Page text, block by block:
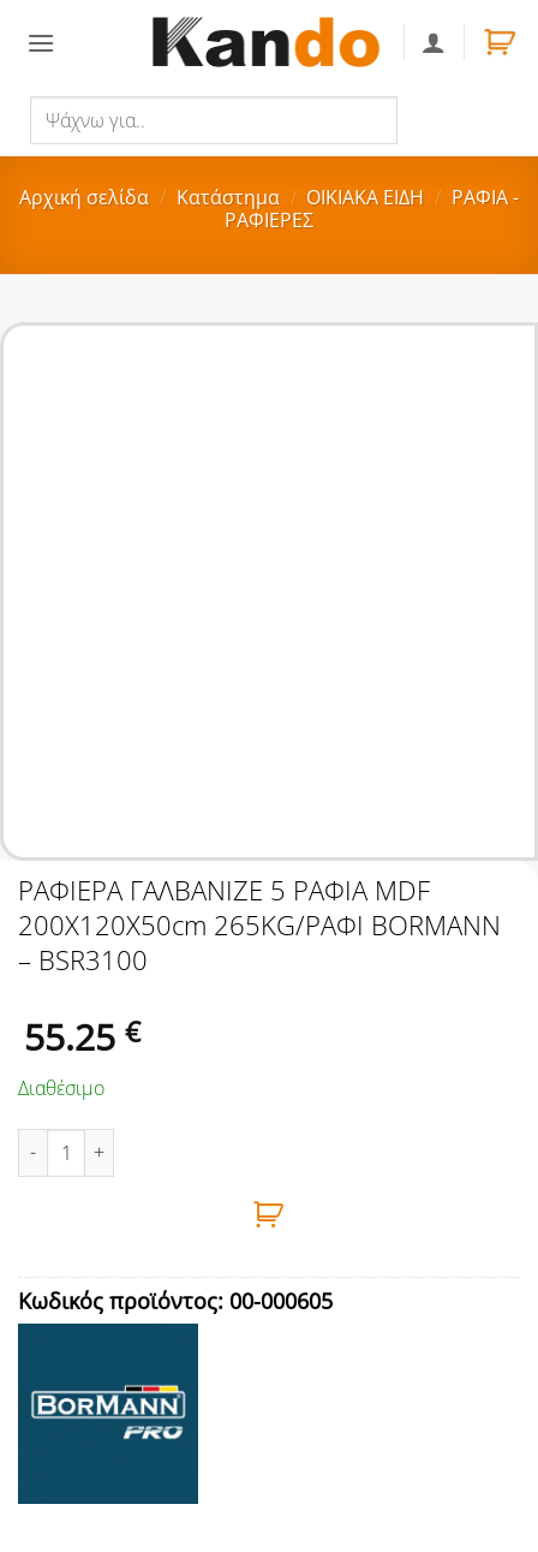
για..
Αρχική σελίδα / Κατάστημα / ΟΙΚΙΑΚA ΕΙΔΗ / ΡΑΦΙΑ -
ΡΑΦΙΕΡΕΣ
ΡΑΦΙΕΡΑ ΓΑΛΒΑΝΙΖΕ 5 ΡΑΦΙΑ MDF
200Χ120Χ50cm 265KG/ΡΑΦΙ BORMANN
– BSR3100
55.25 €
Διαθέσιμο
ΡΑΦΙΕΡΑ ΓΑΛΒΑΝΙΖΕ 5 ΡΑΦΙΑ MDF 200Χ120Χ50cm 265KG/ΡΑΦΙ
Κωδικός προϊόντος: 00-000605